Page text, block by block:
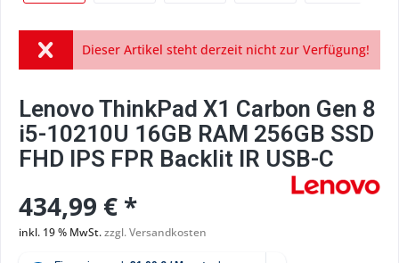
Dieser Artikel steht derzeit nicht zur Verfügung!
Lenovo ThinkPad X1 Carbon Gen 8
i5-10210U 16GB RAM 256GB SSD
FHD IPS FPR Backlit IR USB-C
434,99 € *
inkl. 19 % MwSt.zzgl. Versandkosten